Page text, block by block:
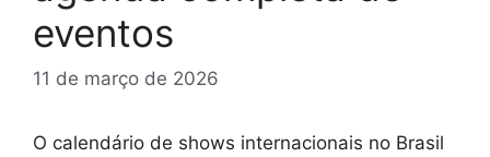
eventos
11 de março de 2026
O calendário de shows internacionais no Brasil